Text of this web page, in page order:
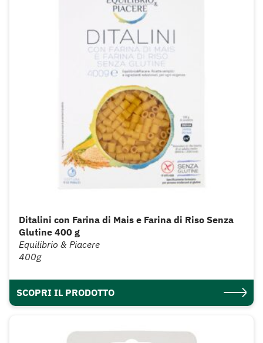
Ditalini con Farina di Mais e Farina di Riso Senza
Glutine 400 g
Equilibrio & Piacere
400g
SCOPRI IL PRODOTTO